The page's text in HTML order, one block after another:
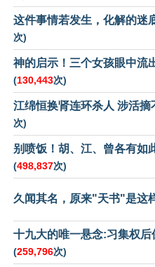
这件事情若发生，化解的迷
次)
神的启示！三个女孩眼中流
(130,443次)
江绵恒换肾连环杀人 涉活摘
次)
别喷饭！胡、江、曾各有如
(498,837次)
久闻其名，原来"天书"是这
十九大的唯一悬念:习集权后
(259,796次)